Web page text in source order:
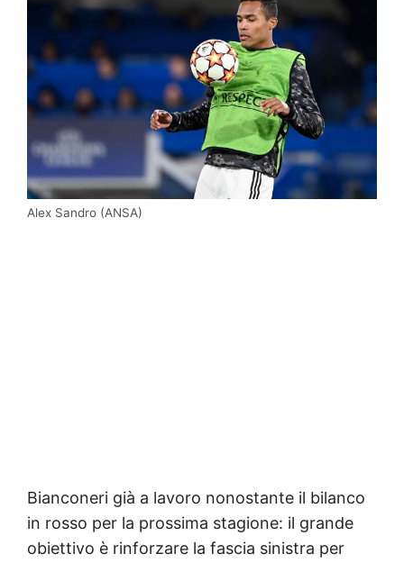
Alex Sandro (ANSA)
Bianconeri già a lavoro nonostante il bilanco
in rosso per la prossima stagione: il grande
obiettivo è rinforzare la fascia sinistra per